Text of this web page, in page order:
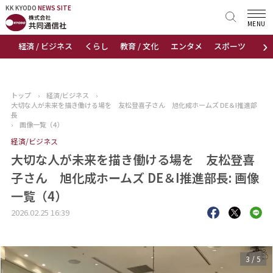
KK KYODO NEWS SITE
›
経済 / ビジネス くらし 教育 / 文化 エンタメ スポーツ 地域
MENU
KK KYODONEWS SITE
トップページ
ニュース
おすすめコンテンツ
出版物
会社概要
トップ › 経済/ビジネス
›
大切な人が未来を描き働ける場を 友松登喜子さん 旭化成ホームズ DE＆I推進部
長
›
画像一覧（4）
経済/ビジネス
大切な人が未来を描き働ける場を 友松登喜
子さん 旭化成ホームズ DE＆I推進部長: 画像
一覧（4）
2026.02.25 16:39
3 /5